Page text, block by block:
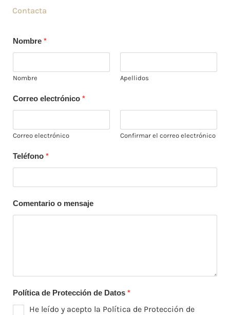
Contacta
Nombre *
Nombre Apellidos
Correo electrónico *
Correo electrónico Confirmar el correo electrónico
Teléfono *
Comentario o mensaje
Política de Protección de Datos *
He leído y acepto la Política de Protección de